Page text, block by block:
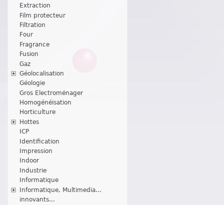
Extraction
Film protecteur
Filtration
Four
Fragrance
Fusion
Gaz
Géolocalisation
Géologie
Gros Electroménager
Homogénéisation
Horticulture
Hottes
ICP
Identification
Impression
Indoor
Industrie
Informatique
Informatique, Multimedia...
innovants...